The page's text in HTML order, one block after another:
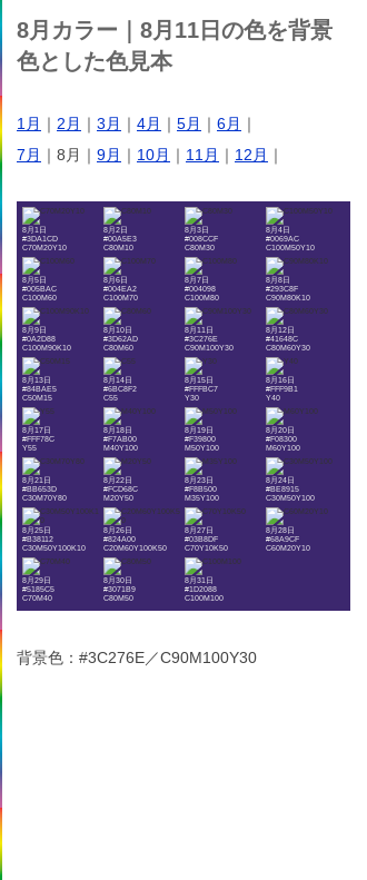
8月カラー｜8月11日の色を背景
色とした色見本
1月 ｜ 2月 ｜ 3月 ｜ 4月 ｜ 5月 ｜ 6月 ｜
7月 ｜8月｜ 9月 ｜ 10月 ｜ 11月 ｜ 12月 ｜
8月1日
#3DA1CD
C70M20Y10
8月2日
#00A5E3
C80M10
8月3日
#008CCF
C80M30
8月4日
#0069AC
C100M50Y10
8月5日
#005BAC
C100M60
8月6日
#004EA2
C100M70
8月7日
#004098
C100M80
8月8日
#293C8F
C90M80K10
8月9日
#0A2D88
C100M90K10
8月10日
#3D62AD
C80M60
8月11日
#3C276E
C90M100Y30
8月12日
#41648C
C80M60Y30
8月13日
#84BAE5
C50M15
8月14日
#6BC8F2
C55
8月15日
#FFFBC7
Y30
8月16日
#FFF9B1
Y40
8月17日
#FFF78C
Y55
8月18日
#F7AB00
M40Y100
8月19日
#F39800
M50Y100
8月20日
#F08300
M60Y100
8月21日
#BB653D
C30M70Y80
8月22日
#FCD68C
M20Y50
8月23日
#F8B500
M35Y100
8月24日
#BE8915
C30M50Y100
8月25日
#B38112
C30M50Y100K10
8月26日
#824A00
C20M60Y100K50
8月27日
#03B8DF
C70Y10K50
8月28日
#68A9CF
C60M20Y10
8月29日
#5185C5
C70M40
8月30日
#3071B9
C80M50
8月31日
#1D2088
C100M100
背景色：#3C276E／C90M100Y30